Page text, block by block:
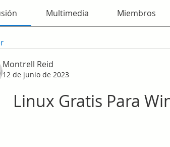
Multimedia Miembros
Montrell Reid
12 de junio de 2023
Linux Gratis Para